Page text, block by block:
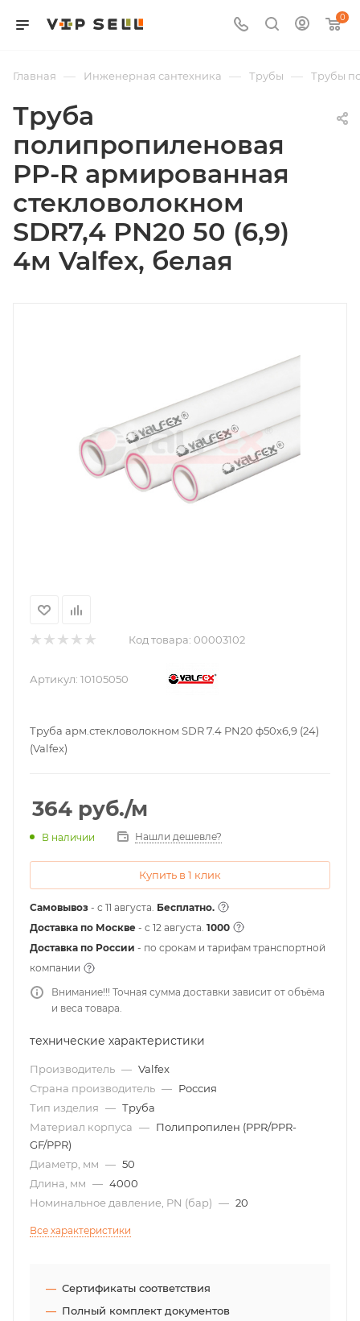
0
Главная — Инженерная сантехника — Трубы — Трубы
Труба
полипропиленовая
PP-R армированная
стекловолокном
SDR7,4 PN20 50 (6,9)
4м Valfex, белая
Код товара: 00003102
Артикул: 10105050
Труба арм.стекловолокном SDR 7.4 PN20 ф50х6,9 (24)
(Valfex)
364 руб./м
В наличии Нашли дешевле?
Купить в 1 клик
Самовывоз - с 11 августа. Бесплатно.
Доставка по Москве - c 12 августа. 1000
Доставка по России - по срокам и тарифам транспортной
компании
Внимание!!! Точная сумма доставки зависит от объёма
и веса товара.
технические характеристики
Производитель — Valfex
Страна производитель — Россия
Тип изделия — Труба
Материал корпуса — Полипропилен (PPR/PPR-
GF/PPR)
Диаметр, мм — 50
Длина, мм — 4000
Номинальное давление, PN (бар) — 20
Все характеристики
Сертификаты соответствия
Полный комплект документов